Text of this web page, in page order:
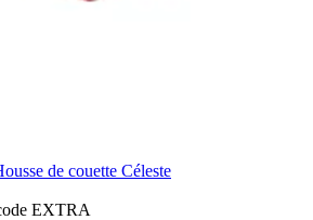
de couette Céleste
EXTRA